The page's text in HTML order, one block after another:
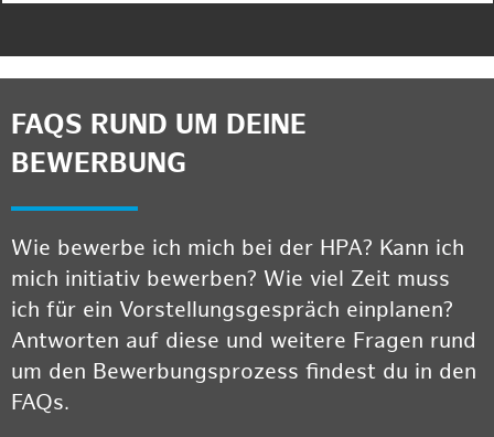
FAQS RUND UM DEINE
BEWERBUNG
Wie bewerbe ich mich bei der HPA? Kann ich
mich initiativ bewerben? Wie viel Zeit muss
ich für ein Vorstellungsgespräch einplanen?
Antworten auf diese und weitere Fragen rund
um den Bewerbungsprozess findest du in den
FAQs.